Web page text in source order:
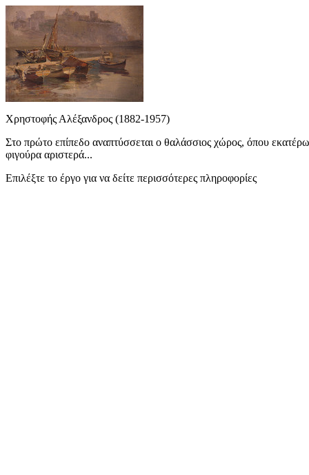
Χρηστοφής Αλέξανδρος (1882-1957)
Στο πρώτο επίπεδο αναπτύσσεται ο θαλάσσιος χώρος, όπου
φιγούρα αριστερά...
Επιλέξτε το έργο για να δείτε περισσότερες πληροφορίες